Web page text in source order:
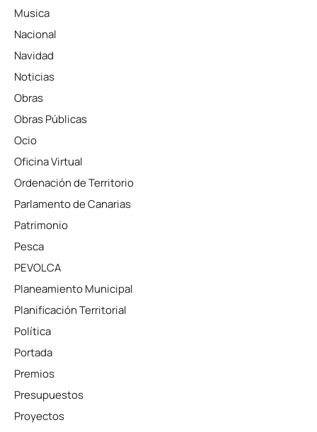
Musica
Nacional
Navidad
Noticias
Obras
Obras Públicas
Ocio
Oficina Virtual
Ordenación de Territorio
Parlamento de Canarias
Patrimonio
Pesca
PEVOLCA
Planeamiento Municipal
Planificación Territorial
Política
Portada
Premios
Presupuestos
Proyectos